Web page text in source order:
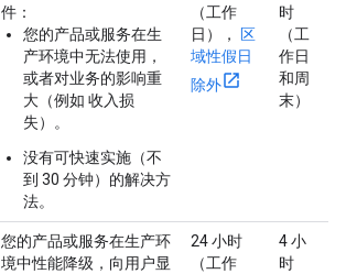
件：
您的产品或服务在生
产环境中无法使用，
或者对业务的影响重
大（例如 收入损
失）。
没有可快速实施（不
到 30 分钟）的解决方
法。
（工作
日），
区
域性假日
除外
时
（工
作日
和周
末）
您的产品或服务在生产环
境中性能降级，向用户显
24 小时
（工作
4 小
时